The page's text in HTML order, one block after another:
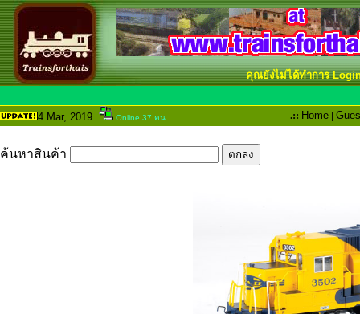
คุณยังไม่ได้ทำการ
4 Mar, 2019 Online 37 คน .:: Home |
ค้นหาสินค้า